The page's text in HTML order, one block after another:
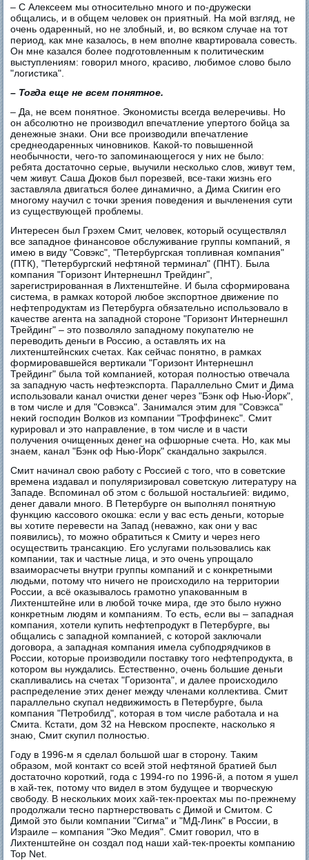
– С Алексеем мы относительно много и по-дружески
общались, и в общем человек он приятный. На мой взгляд, не
очень одаренный, но не злобный, и, во всяком случае на тот
период, как мне казалось, в нем вполне квартировала совесть.
Он мне казался более подготовленным к политическим
выступлениям: говорил много, красиво, любимое слово было
"логистика".
– Тогда еще не всем понятное.
– Да, не всем понятное. Экономисты всегда велеречивы. Но
он абсолютно не производил впечатление упертого бойца за
денежные знаки. Они все производили впечатление
среднеодаренных чиновников. Какой-то повышенной
необычности, чего-то запоминающегося у них не было:
ребята достаточно серые, выучили несколько слов, живут тем,
чем живут. Саша Дюков был порезвей, все-таки жизнь его
заставляла двигаться более динамично, а Дима Скигин его
многому научил с точки зрения поведения и вычленения сути
из существующей проблемы.
Интересен был Грэхем Смит, человек, который осуществлял
все западное финансовое обслуживание группы компаний, я
имею в виду "Совэкс", "Петербургская топливная компания"
(ПТК), "Петербургский нефтяной терминал" (ПНТ). Была
компания "Горизонт Интернешнл Трейдинг",
зарегистрированная в Лихтенштейне. И была сформирована
система, в рамках которой любое экспортное движение по
нефтепродуктам из Петербурга обязательно использовало в
качестве агента на западной стороне "Горизонт Интернешнл
Трейдинг" – это позволяло западному покупателю не
переводить деньги в Россию, а оставлять их на
лихтенштейнских счетах. Как сейчас понятно, в рамках
формировавшейся вертикали "Горизонт Интернешнл
Трейдинг" была той компанией, которая полностью отвечала
за западную часть нефтеэкспорта. Параллельно Смит и Дима
использовали канал очистки денег через "Бэнк оф Нью-Йорк",
в том числе и для "Совэкса". Занимался этим для "Совэкса"
некий господин Волков из компании "Троффинекс". Смит
курировал и это направление, в том числе и в части
получения очищенных денег на офшорные счета. Но, как мы
знаем, канал "Бэнк оф Нью-Йорк" скандально закрылся.
Смит начинал свою работу с Россией с того, что в советские
времена издавал и популяризировал советскую литературу на
Западе. Вспоминал об этом с большой ностальгией: видимо,
денег давали много. В Петербурге он выполнял понятную
функцию кассового окошка: если у вас есть деньги, которые
вы хотите перевести на Запад (неважно, как они у вас
появились), то можно обратиться к Смиту и через него
осуществить трансакцию. Его услугами пользовались как
компании, так и частные лица, и это очень упрощало
взаиморасчеты внутри группы компаний и с конкретными
людьми, потому что ничего не происходило на территории
России, а всё оказывалось грамотно упакованным в
Лихтенштейне или в любой точке мира, где это было нужно
конкретным людям и компаниям. То есть, если вы – западная
компания, хотели купить нефтепродукт в Петербурге, вы
общались с западной компанией, с которой заключали
договора, а западная компания имела субподрядчиков в
России, которые производили поставку того нефтепродукта, в
котором вы нуждались. Естественно, очень большие деньги
скапливались на счетах "Горизонта", и далее происходило
распределение этих денег между членами коллектива. Смит
параллельно скупал недвижимость в Петербурге, была
компания "Петробилд", которая в том числе работала и на
Смита. Кстати, дом 32 на Невском проспекте, насколько я
знаю, Смит скупил полностью.
Году в 1996-м я сделал большой шаг в сторону. Таким
образом, мой контакт со всей этой нефтяной братией был
достаточно короткий, года с 1994-го по 1996-й, а потом я ушел
в хай-тек, потому что видел в этом будущее и творческую
свободу. В нескольких моих хай-тек-проектах мы по-прежнему
продолжали тесно партнерствовать с Димой и Смитом. С
Димой это были компании "Сигма" и "МД-Линк" в России, в
Израиле – компания "Эко Медия". Смит говорил, что в
Лихтенштейне он создал под наши хай-тек-проекты компанию
Top Net.